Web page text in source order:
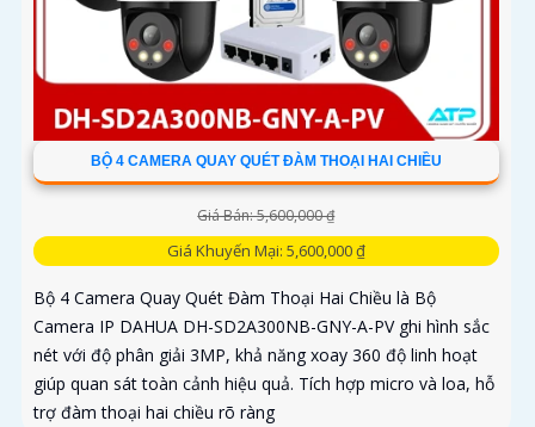
BỘ 4 CAMERA QUAY QUÉT ĐÀM THOẠI HAI CHIỀU
Giá Bán: 5,600,000 ₫
Giá Khuyến Mại: 5,600,000 ₫
Bộ 4 Camera Quay Quét Đàm Thoại Hai Chiều là Bộ
Camera IP DAHUA DH-SD2A300NB-GNY-A-PV ghi hình sắc
nét với độ phân giải 3MP, khả năng xoay 360 độ linh hoạt
giúp quan sát toàn cảnh hiệu quả. Tích hợp micro và loa, hỗ
trợ đàm thoại hai chiều rõ ràng